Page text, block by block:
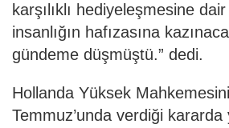
karşılıklı hediyeleşmesine
insanlığın hafızasına
gündeme düşmüştü.” dedi.
Hollanda Yüksek
Temmuz’unda verdiği kararda